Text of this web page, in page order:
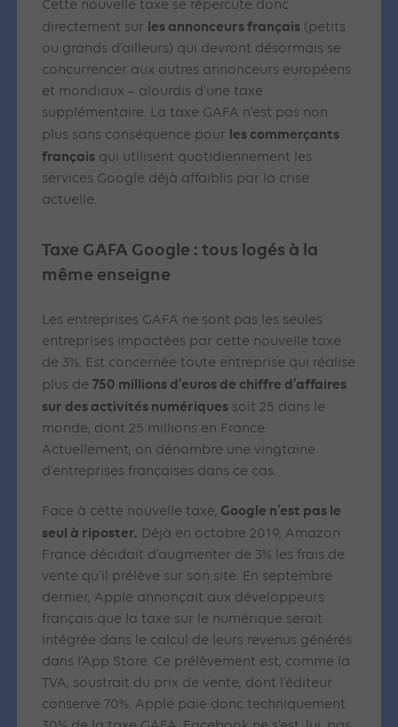
Cette nouvelle taxe se répercute donc
directement sur les annonceurs français (petits
ou grands d’ailleurs) qui devront désormais se
concurrencer aux autres annonceurs européens
et mondiaux – alourdis d’une taxe
supplémentaire. La taxe GAFA n’est pas non
plus sans conséquence pour les commerçants
français qui utilisent quotidiennement les
services Google déjà affaiblis par la crise
actuelle.
Taxe GAFA Google : tous logés à la
même enseigne
Les entreprises GAFA ne sont pas les seules
entreprises impactées par cette nouvelle taxe
de 3%. Est concernée toute entreprise qui réalise
plus de750 millions d’euros de chiffre d’affaires
sur des activités numériques soit 25 dans le
monde, dont 25 millions en France.
Actuellement, on dénombre une vingtaine
d’entreprises françaises dans ce cas.
Face à cette nouvelle taxe, Google n’est pas le
seul à riposter. Déjà en octobre 2019, Amazon
France décidait d’augmenter de 3% les frais de
vente qu’il prélève sur son site. En septembre
dernier, Apple annonçait aux développeurs
français que la taxe sur le numérique serait
intégrée dans le calcul de leurs revenus générés
dans l’App Store. Ce prélèvement est, comme la
TVA, soustrait du prix de vente, dont l’éditeur
conserve 70%. Apple paie donc techniquement